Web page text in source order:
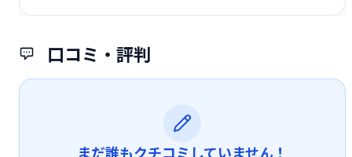
口コミ・評判
まだ誰もクチコミしていません！